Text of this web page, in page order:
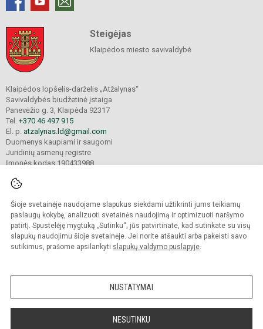
Šioje svetainėje naudojame slapukus siekdami užtikrinti jums teikiamų
paslaugų kokybę, analizuoti svetainės naudojimą ir optimizuoti naršymo
patirtį. Spustelėję mygtuką „Sutinku“, jūs patvirtinate, kad sutinkate su visų
slapukų naudojimu šioje svetainėje. Jei norite atšaukti arba pakeisti savo
sutikimus, prašome apsilankyti slapukų valdymo puslapyje.
NUSTATYMAI
NESUTINKU
Steigėjas
Klaipėdos miesto savivaldybė
Klaipėdos lopšelis-darželis „Atžalynas“
Savivaldybės biudžetinė įstaiga
Panevėžio g. 3, Klaipėda 92317
Tel. +370 46 497 915
El. p. atzalynas.ld@gmail.com
Duomenys kaupiami ir saugomi
Juridinių asmenų registre
Įmonės kodas 190433988
© 2024. Klaipėdos lopšelis-darželis „Atžalynas“. Visos teisės saugomos.
Kopijuoti turinį be raštiško įstaigos administracijos sutikimo griežtai draudžiama.
Prieinamumo paraiška Slapukų valdymas
Sumanus būdas atnaujinti